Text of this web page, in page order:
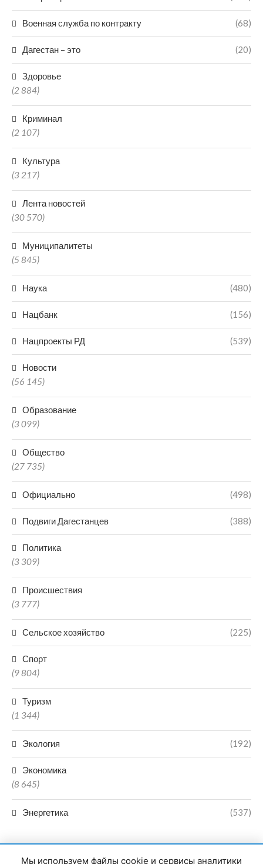
Военная служба по контракту (68)
Дагестан – это (20)
Здоровье
(2 884)
Криминал
(2 107)
Культура
(3 217)
Лента новостей
(30 570)
Муниципалитеты
(5 845)
Наука (480)
Нацбанк (156)
Нацпроекты РД (539)
Новости
(56 145)
Образование
(3 099)
Общество
(27 735)
Официально (498)
Подвиги Дагестанцев (388)
Политика
(3 309)
Происшествия
(3 777)
Сельское хозяйство (225)
Спорт
(9 804)
Туризм
(1 344)
Экология (192)
Экономика
(8 645)
Энергетика (537)
Мы используем файлы cookie и сервисы аналитики